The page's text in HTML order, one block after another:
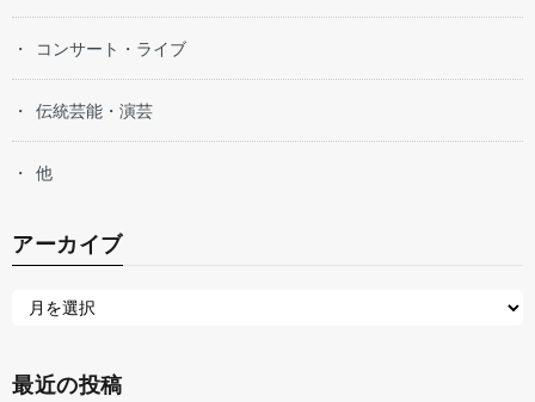
コンサート・ライブ
伝統芸能・演芸
他
アーカイブ
最近の投稿